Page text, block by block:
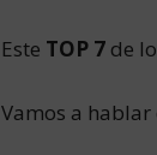
Este TOP 7 de
Vamos a